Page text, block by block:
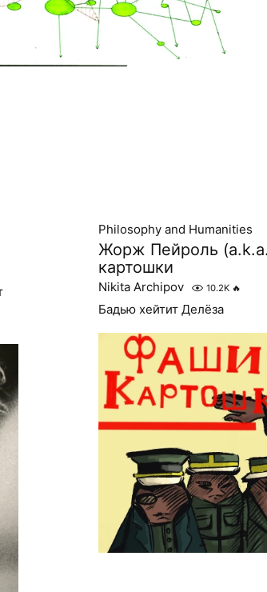
Philosophy and Humanities
Жорж Пейроль
картошки
Nikita Archipov 10.2K 🔥
Бадью хейтит Делёза